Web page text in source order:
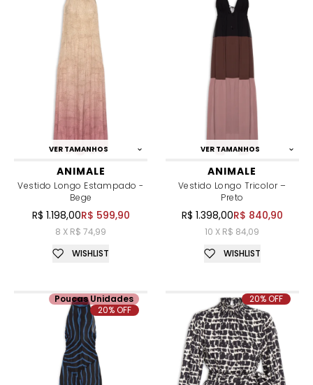
VER TAMANHOS
ANIMALE
Vestido Longo Estampado -
Bege
R$ 1.198,00R$ 599,90
8 X R$ 74,99
WISHLIST
VER TAMANHOS
ANIMALE
Vestido Longo Tricolor –
Preto
R$ 1.398,00R$ 840,90
10 X R$ 84,09
WISHLIST
Poucas Unidades
20% OFF
20% OFF